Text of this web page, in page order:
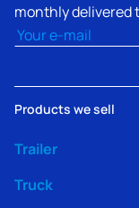
monthly delivered
Email(Obligatorio)
Products we sell
Trailer
Truck